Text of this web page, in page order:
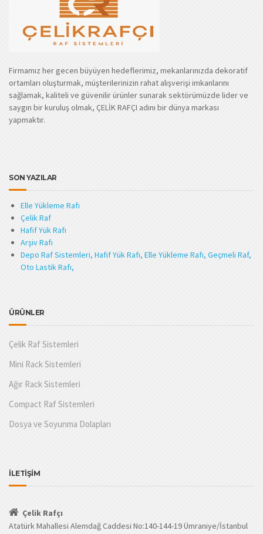
Firmamız her gecen büyüyen hedeflerimiz, mekanlarınızda dekoratif
ortamları oluşturmak, müşterilerinizin rahat alışverişi imkanlarını
sağlamak, kaliteli ve güvenilir ürünler sunarak sektörümüzde lider ve
saygın bir kuruluş olmak, ÇELİK RAFÇI adını bir dünya markası
yapmaktır.
SON YAZILAR
Elle Yükleme Rafı
Çelik Raf
Hafif Yük Rafı
Arşiv Rafı
Depo Raf Sistemleri, Hafif Yük Rafı, Elle Yükleme Rafı, Geçmeli Raf,
Oto Lastik Rafı,
ÜRÜNLER
Çelik Raf Sistemleri
Mini Rack Sistemleri
Ağır Rack Sistemleri
Compact Raf Sistemleri
Dosya ve Soyunma Dolapları
İLETİŞİM
Çelik Rafçı
Atatürk Mahallesi Alemdağ Caddesi No:140-144-19 Ümraniye/İstanbul